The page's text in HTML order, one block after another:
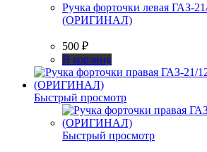
Ручка форточки левая ГАЗ-
(ОРИГИНАЛ)
500 ₽
В корзину
Быстрый просмотр
Быстрый просмотр